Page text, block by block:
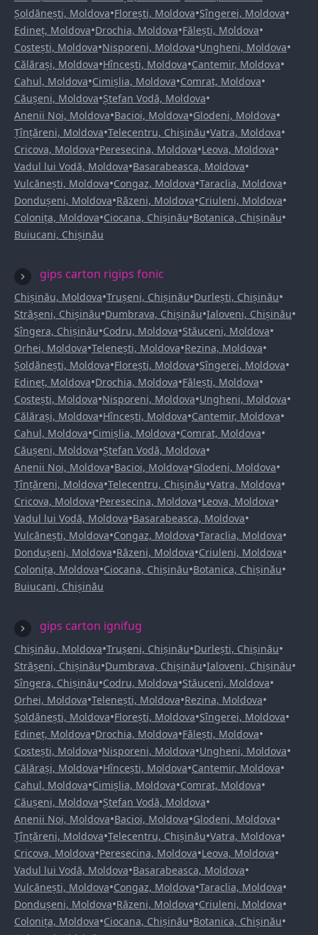
Șoldănești, Moldova•Florești, Moldova•Sîngerei, Moldova•
Edineț, Moldova•Drochia, Moldova•Fălești, Moldova•
Costești, Moldova•Nisporeni, Moldova•Ungheni, Moldova•
Călărași, Moldova•Hîncești, Moldova•Cantemir, Moldova•
Cahul, Moldova•Cimișlia, Moldova•Comrat, Moldova•
Căușeni, Moldova•Ștefan Vodă, Moldova•
Anenii Noi, Moldova•Bacioi, Moldova•Glodeni, Moldova•
Țînțăreni, Moldova•Telecentru, Chișinău•Vatra, Moldova•
Cricova, Moldova•Peresecina, Moldova•Leova, Moldova•
Vadul lui Vodă, Moldova•Basarabeasca, Moldova•
Vulcănești, Moldova•Congaz, Moldova•Taraclia, Moldova•
Dondușeni, Moldova•Răzeni, Moldova•Criuleni, Moldova•
Colonița, Moldova•Ciocana, Chișinău•Botanica, Chișinău•
Buiucani, Chișinău
gips carton rigips fonic
Chișinău, Moldova•Trușeni, Chișinău•Durlești, Chișinău•
Strășeni, Chișinău•Dumbrava, Chișinău•Ialoveni, Chișinău•
Sîngera, Chișinău•Codru, Moldova•Stăuceni, Moldova•
Orhei, Moldova•Telenești, Moldova•Rezina, Moldova•
Șoldănești, Moldova•Florești, Moldova•Sîngerei, Moldova•
Edineț, Moldova•Drochia, Moldova•Fălești, Moldova•
Costești, Moldova•Nisporeni, Moldova•Ungheni, Moldova•
Călărași, Moldova•Hîncești, Moldova•Cantemir, Moldova•
Cahul, Moldova•Cimișlia, Moldova•Comrat, Moldova•
Căușeni, Moldova•Ștefan Vodă, Moldova•
Anenii Noi, Moldova•Bacioi, Moldova•Glodeni, Moldova•
Țînțăreni, Moldova•Telecentru, Chișinău•Vatra, Moldova•
Cricova, Moldova•Peresecina, Moldova•Leova, Moldova•
Vadul lui Vodă, Moldova•Basarabeasca, Moldova•
Vulcănești, Moldova•Congaz, Moldova•Taraclia, Moldova•
Dondușeni, Moldova•Răzeni, Moldova•Criuleni, Moldova•
Colonița, Moldova•Ciocana, Chișinău•Botanica, Chișinău•
Buiucani, Chișinău
gips carton ignifug
Chișinău, Moldova•Trușeni, Chișinău•Durlești, Chișinău•
Strășeni, Chișinău•Dumbrava, Chișinău•Ialoveni, Chișinău•
Sîngera, Chișinău•Codru, Moldova•Stăuceni, Moldova•
Orhei, Moldova•Telenești, Moldova•Rezina, Moldova•
Șoldănești, Moldova•Florești, Moldova•Sîngerei, Moldova•
Edineț, Moldova•Drochia, Moldova•Fălești, Moldova•
Costești, Moldova•Nisporeni, Moldova•Ungheni, Moldova•
Călărași, Moldova•Hîncești, Moldova•Cantemir, Moldova•
Cahul, Moldova•Cimișlia, Moldova•Comrat, Moldova•
Căușeni, Moldova•Ștefan Vodă, Moldova•
Anenii Noi, Moldova•Bacioi, Moldova•Glodeni, Moldova•
Țînțăreni, Moldova•Telecentru, Chișinău•Vatra, Moldova•
Cricova, Moldova•Peresecina, Moldova•Leova, Moldova•
Vadul lui Vodă, Moldova•Basarabeasca, Moldova•
Vulcănești, Moldova•Congaz, Moldova•Taraclia, Moldova•
Dondușeni, Moldova•Răzeni, Moldova•Criuleni, Moldova•
Colonița, Moldova•Ciocana, Chișinău•Botanica, Chișinău•